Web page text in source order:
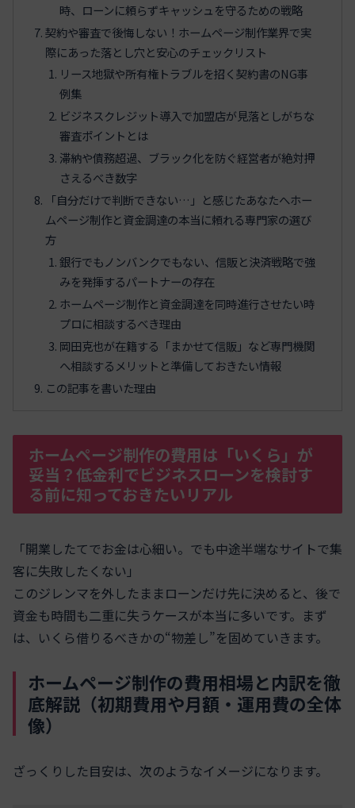
時、ローンに頼らずキャッシュを守るための戦略
契約や審査で後悔しない！ホームページ制作業界で実
際にあった落とし穴と安心のチェックリスト
リース地獄や所有権トラブルを招く契約書のNG事
例集
ビジネスクレジット導入で加盟店が見落としがちな
審査ポイントとは
滞納や債務超過、ブラック化を防ぐ経営者が絶対押
さえるべき数字
「自分だけで判断できない…」と感じたあなたへホー
ムページ制作と資金調達の本当に頼れる専門家の選び
方
銀行でもノンバンクでもない、信販と決済戦略で強
みを発揮するパートナーの存在
ホームページ制作と資金調達を同時進行させたい時
プロに相談するべき理由
岡田克也が在籍する「まかせて信販」など専門機関
へ相談するメリットと準備しておきたい情報
この記事を書いた理由
ホームページ制作の費用は「いくら」が
妥当？低金利でビジネスローンを検討す
る前に知っておきたいリアル
「開業したてでお金は心細い。でも中途半端なサイトで集
客に失敗したくない」
このジレンマを外したままローンだけ先に決めると、後で
資金も時間も二重に失うケースが本当に多いです。まず
は、いくら借りるべきかの“物差し”を固めていきます。
ホームページ制作の費用相場と内訳を徹
底解説（初期費用や月額・運用費の全体
像）
ざっくりした目安は、次のようなイメージになります。